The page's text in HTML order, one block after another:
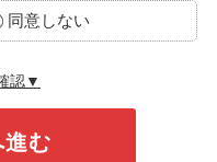
同意しない
認▼